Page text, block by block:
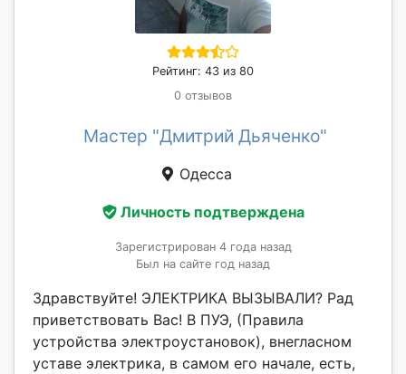
Рейтинг: 43 из 80
0 отзывов
Мастер "Дмитрий Дьяченко"
Одесса
Личность подтверждена
Зарегистрирован 4 года назад
Был на сайте год назад
Здравствуйте! ЭЛЕКТРИКА ВЫЗЫВАЛИ? Рад
приветствовать Вас! В ПУЭ, (Правила
устройства электроустановок), внегласном
уставе электрика, в самом его начале, есть,